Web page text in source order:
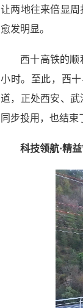
让两地往来倍显
愈发明显。
西十高铁的
小时。至此，西
道，正处西安、
同步投用，也结束
科技领航·精